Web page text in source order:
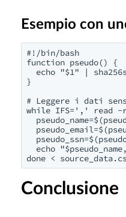
Esempio con
#!/bin/bash
function pseudo() {
echo "$1" |
}
# Leggere i dati
while IFS=',' read -r
echo
done <
Conclusione